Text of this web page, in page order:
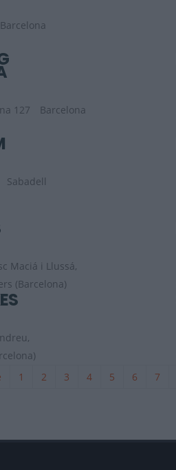
Barcelona
127
Barcelona
Sabadell
Maciá i Llussá,
(Barcelona)
1 2 3 4 5 6 7